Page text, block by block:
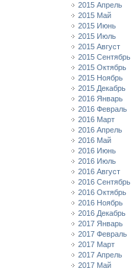
2015 Апрель
2015 Май
2015 Июнь
2015 Июль
2015 Август
2015 Сентябрь
2015 Октябрь
2015 Ноябрь
2015 Декабрь
2016 Январь
2016 Февраль
2016 Март
2016 Апрель
2016 Май
2016 Июнь
2016 Июль
2016 Август
2016 Сентябрь
2016 Октябрь
2016 Ноябрь
2016 Декабрь
2017 Январь
2017 Февраль
2017 Март
2017 Апрель
2017 Май